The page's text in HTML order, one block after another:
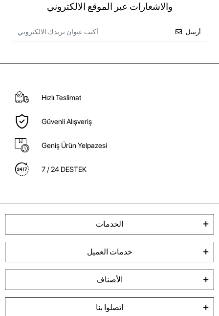
والاشعارات عبر الموقع الالكتروني
أرسل
Hızlı Teslimat
Güvenli Alışveriş
Geniş Ürün Yelpazesi
7 / 24 DESTEK
الخدمات
خدمات العميل
الأصناف
اتصلوا بنا